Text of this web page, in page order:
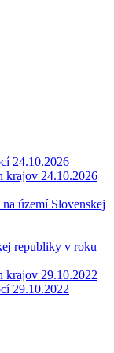
24.10.2026
krajov 24.10.2026
území Slovenskej
republiky v roku
krajov 29.10.2022
29.10.2022